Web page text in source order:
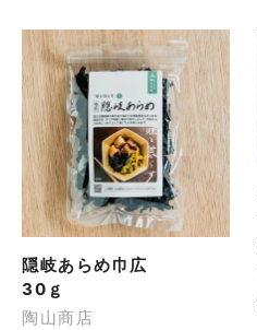
隠岐あらめ巾広
30ｇ
陶山商店